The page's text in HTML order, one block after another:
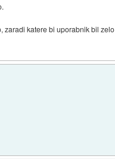
zaradi katere bi uporabnik bil zelo